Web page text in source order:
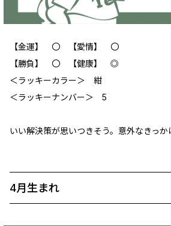
【金運】 〇 【愛情】 〇
【勝負】 〇 【健康】 ◎
＜ラッキーカラー＞ 紺
＜ラッキーナンバー＞ 5
いい解決策が思いつきそう。意外なきっか
4月生まれ